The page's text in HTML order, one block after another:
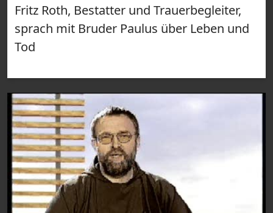
Fritz Roth, Bestatter und Trauerbegleiter,
sprach mit Bruder Paulus über Leben und
Tod